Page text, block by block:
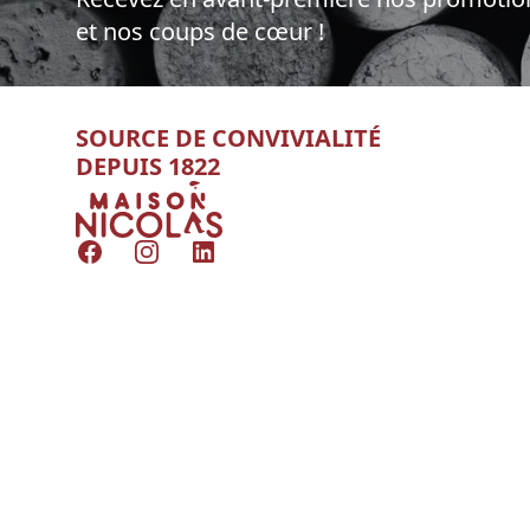
et nos coups de cœur !
SOURCE DE CONVIVIALITÉ
DEPUIS 1822
Nicolas
FacebookInstagramLinkedIn